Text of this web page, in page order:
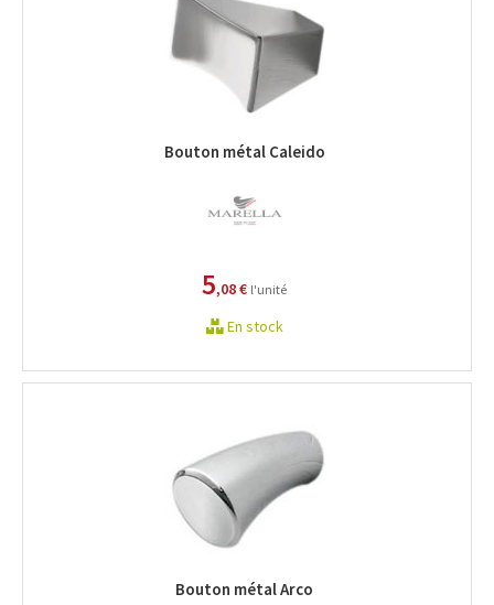
Bouton métal Caleido
5,08 € l'unité
En stock
Bouton métal Arco